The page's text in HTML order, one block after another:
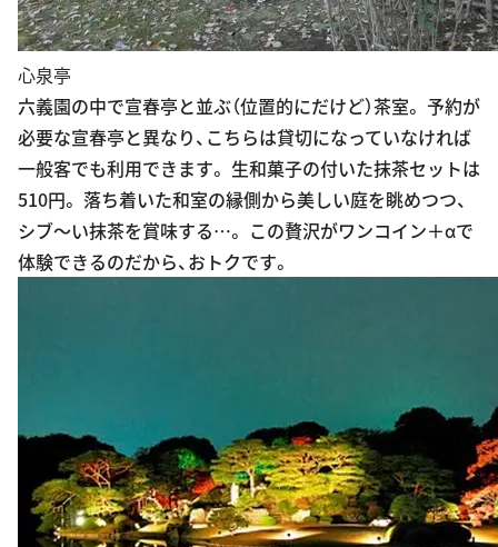
心泉亭
六義園の中で宣春亭と並ぶ（位置的にだけど）茶室。 予約が
必要な宣春亭と異なり、こちらは貸切になっていなければ
一般客でも利用できます。 生和菓子の付いた抹茶セットは
510円。 落ち着いた和室の縁側から美しい庭を眺めつつ、
シブ〜い抹茶を賞味する…。 この贅沢がワンコイン＋αで
体験できるのだから、おトクです。